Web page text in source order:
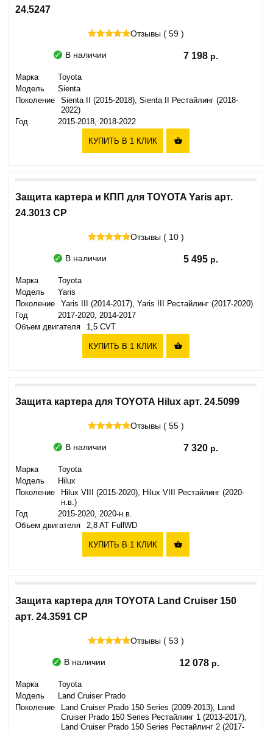
24.5247
Отзывы ( 59 )
В наличии 7 198
Марка
Toyota
Модель
Sienta
Поколение
Sienta II (2015-2018), Sienta II Рестайлинг (2018-
2022)
Год
2015-2018, 2018-2022
КУПИТЬ В 1 КЛИК 
Защита картера и КПП для TOYOTA Yaris арт.
24.3013 CP
Отзывы ( 10 )
В наличии 5 495
Марка
Toyota
Модель
Yaris
Поколение
Yaris III (2014-2017), Yaris III Рестайлинг (2017-2020)
Год
2017-2020, 2014-2017
Объем двигателя
1,5 CVT
КУПИТЬ В 1 КЛИК 
Защита картера для TOYOTA Hilux арт. 24.5099
Отзывы ( 55 )
В наличии 7 320
Марка
Toyota
Модель
Hilux
Поколение
Hilux VIII (2015-2020), Hilux VIII Рестайлинг (2020-
н.в.)
Год
2015-2020, 2020-н.в.
Объем двигателя
2,8 AT FullWD
КУПИТЬ В 1 КЛИК 
Защита картера для TOYOTA Land Cruiser 150
арт. 24.3591 CP
Отзывы ( 53 )
В наличии 12 078
Марка
Toyota
Модель
Land Cruiser Prado
Поколение
Land Cruiser Prado 150 Series (2009-2013), Land
Cruiser Prado 150 Series Рестайлинг 1 (2013-2017),
Land Cruiser Prado 150 Series Рестайлинг 2 (2017-